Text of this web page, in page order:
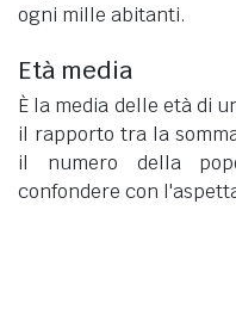
ogni mille abitanti.
Età media
È la media delle età di
il rapporto tra la
il numero della
confondere con